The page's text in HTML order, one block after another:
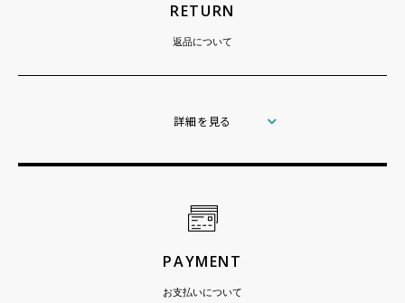
RETURN
返品について
詳細を見る
PAYMENT
お支払いについて